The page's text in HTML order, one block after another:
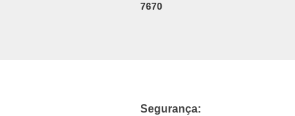
7670
Segurança: